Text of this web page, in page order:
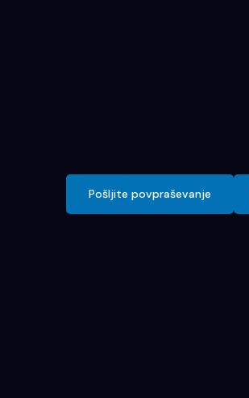
Pošljite povpraševanje